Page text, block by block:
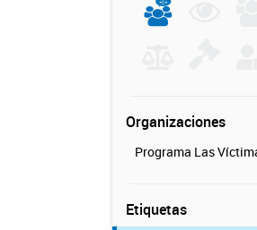
Organizaciones
Programa Las
Etiquetas